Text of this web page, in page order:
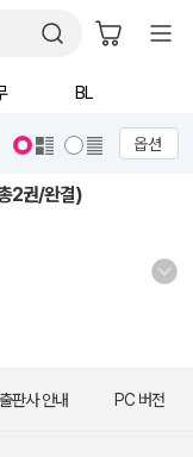
BL
옵션
2권/완결)
출판사 안내 PC 버전